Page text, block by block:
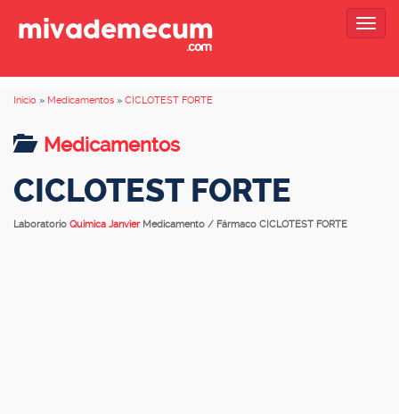
Inicio » Medicamentos » CICLOTEST FORTE
Medicamentos
CICLOTEST FORTE
Laboratorio Quimica Janvier Medicamento / Fármaco CICLOTEST FORTE